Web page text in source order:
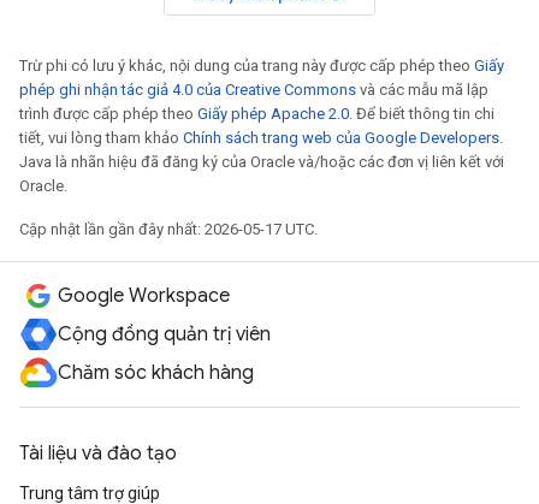
Trừ phi có lưu ý khác, nội dung của trang này được cấp phép theo Giấy
phép ghi nhận tác giả 4.0 của Creative Commons và các mẫu mã lập
trình được cấp phép theo Giấy phép Apache 2.0. Để biết thông tin chi
tiết, vui lòng tham khảo Chính sách trang web của Google Developers.
Java là nhãn hiệu đã đăng ký của Oracle và/hoặc các đơn vị liên kết với
Oracle.
Cập nhật lần gần đây nhất: 2026-05-17 UTC.
Google Workspace
Cộng đồng quản trị viên
Chăm sóc khách hàng
Tài liệu và đào tạo
Trung tâm trợ giúp